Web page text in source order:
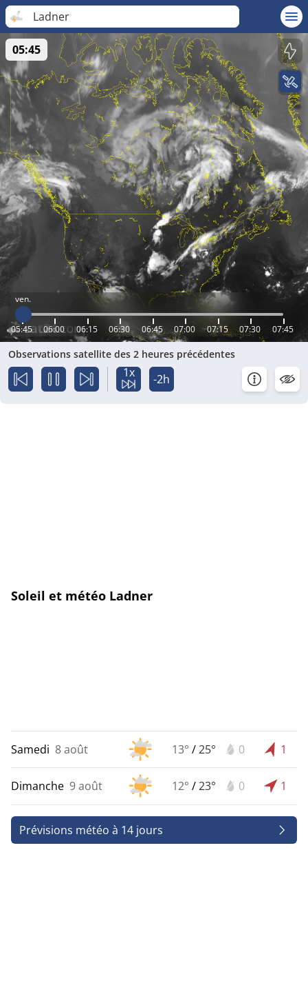
Ladner
ven.
05:45 06:00 06:15 06:30 06:45 07:00 07:15 07:30 07:45
05:45
Observations satellite des 2 heures précédentes
1x -2h
Soleil et météo Ladner
Samedi 8 août 13° /25° 0 1
Dimanche 9 août 12° /23° 0 1
Prévisions météo à 14 jours